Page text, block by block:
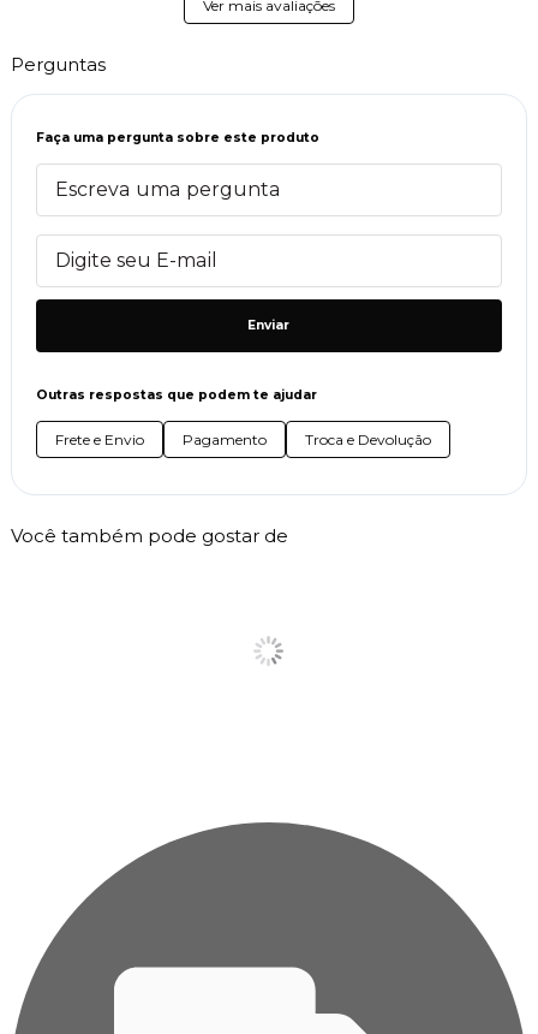
Ver mais avaliações
Perguntas
Faça uma pergunta sobre este produto
Enviar
Outras respostas que podem te ajudar
Frete e Envio Pagamento Troca e Devolução
Você também pode gostar de